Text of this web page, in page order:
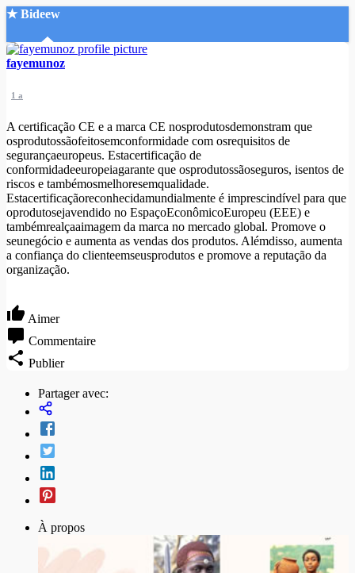
★ Bideew
Accueil
Recherche Avancée
Mon compte
Connexion
Créer un compte
Mode nuit
fayemunoz
1 a
A certificação CE e a marca CE nosprodutosdemonstram que
osprodutossãofeitosemconformidade com osrequisitos de
segurançaeuropeus. Estacertificação de
conformidadeeuropeiagarante que osprodutossãoseguros, isentos de
riscos e tambémosmelhoresemqualidade.
Estacertificaçãoreconhecidamundialmente é imprescindível para que
oprodutosejavendido no EspaçoEconômicoEuropeu (EEE) e
tambémrealçaaimagem da marca no mercado global. Promove o
seunegócio e aumenta as vendas dos produtos. Alémdisso, aumenta
a confiança do clienteemseusprodutos e promove a reputação da
organização.
Aimer
Commentaire
Publier
Partager avec:
À propos